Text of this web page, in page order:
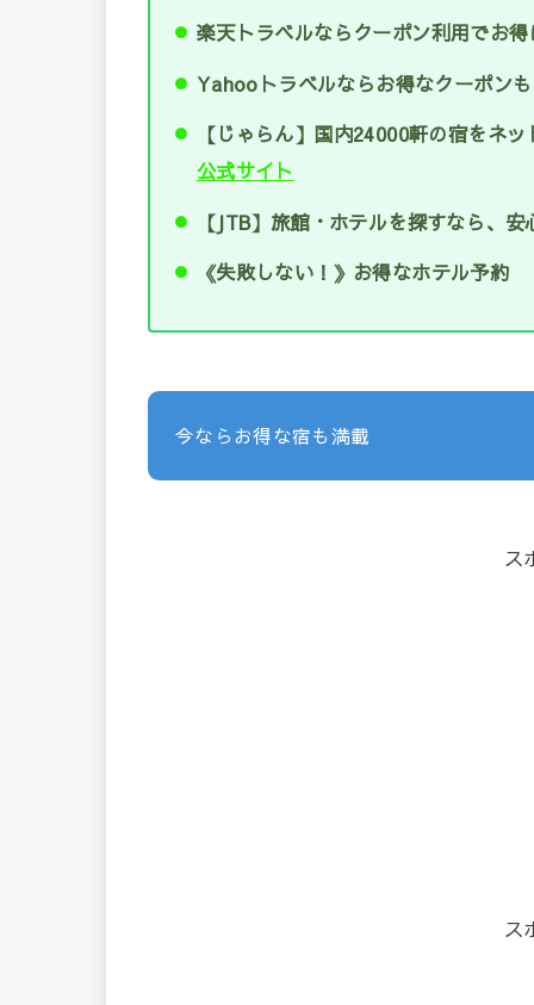
楽天トラベルならクーポン利用でお
Yahooトラベルならお得なクーポン
【じゃらん】国内24000軒の宿をネ
公式サイト
【JTB】旅館・ホテルを探すなら、
《失敗しない！》お得なホテル予
今ならお得な宿も満載
ス
ス